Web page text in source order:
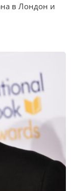
в Лондон и